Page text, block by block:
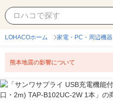
LOHACOホーム 家電・PC・周辺機器
熊本地震の影響について